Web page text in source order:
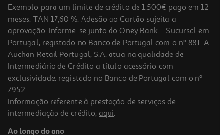
-10%
Livro 45 Jogos Unicórnios De Aavv
Exemplo para um limite de crédito de 1.500€ pago em 12
meses. TAN 17,60 %. Adesão ao Cartão sujeita a
aprovação. Informe-se junto do Oney Bank – Sucursal em
Portugal, registado no Banco de Portugal com o nº 881. A
Auchan Retail Portugal, S.A. atua na qualidade de
Intermediário de Crédito a título acessório com
exclusividade, registado no Banco de Portugal com o nº
7952.
Informação referente à prestação de serviços de
intermediação de crédito, aqui.
Ao longo do ano